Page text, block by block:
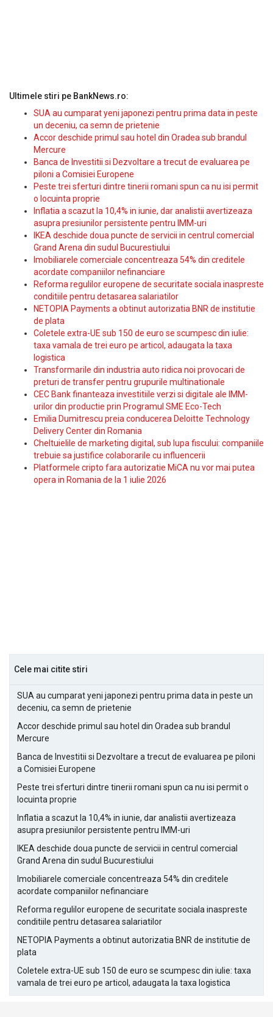
Ultimele stiri pe BankNews.ro:
SUA au cumparat yeni japonezi pentru prima data in peste
un deceniu, ca semn de prietenie
Accor deschide primul sau hotel din Oradea sub brandul
Mercure
Banca de Investitii si Dezvoltare a trecut de evaluarea pe
piloni a Comisiei Europene
Peste trei sferturi dintre tinerii romani spun ca nu isi permit
o locuinta proprie
Inflatia a scazut la 10,4% in iunie, dar analistii avertizeaza
asupra presiunilor persistente pentru IMM-uri
IKEA deschide doua puncte de servicii in centrul comercial
Grand Arena din sudul Bucurestiului
Imobiliarele comerciale concentreaza 54% din creditele
acordate companiilor nefinanciare
Reforma regulilor europene de securitate sociala inaspreste
conditiile pentru detasarea salariatilor
NETOPIA Payments a obtinut autorizatia BNR de institutie
de plata
Coletele extra-UE sub 150 de euro se scumpesc din iulie:
taxa vamala de trei euro pe articol, adaugata la taxa
logistica
Transformarile din industria auto ridica noi provocari de
preturi de transfer pentru grupurile multinationale
CEC Bank finanteaza investitiile verzi si digitale ale IMM-
urilor din productie prin Programul SME Eco-Tech
Emilia Dumitrescu preia conducerea Deloitte Technology
Delivery Center din Romania
Cheltuielile de marketing digital, sub lupa fiscului: companiile
trebuie sa justifice colaborarile cu influencerii
Platformele cripto fara autorizatie MiCA nu vor mai putea
opera in Romania de la 1 iulie 2026
Cele mai citite stiri
SUA au cumparat yeni japonezi pentru prima data in peste un
deceniu, ca semn de prietenie
Accor deschide primul sau hotel din Oradea sub brandul
Mercure
Banca de Investitii si Dezvoltare a trecut de evaluarea pe piloni
a Comisiei Europene
Peste trei sferturi dintre tinerii romani spun ca nu isi permit o
locuinta proprie
Inflatia a scazut la 10,4% in iunie, dar analistii avertizeaza
asupra presiunilor persistente pentru IMM-uri
IKEA deschide doua puncte de servicii in centrul comercial
Grand Arena din sudul Bucurestiului
Imobiliarele comerciale concentreaza 54% din creditele
acordate companiilor nefinanciare
Reforma regulilor europene de securitate sociala inaspreste
conditiile pentru detasarea salariatilor
NETOPIA Payments a obtinut autorizatia BNR de institutie de
plata
Coletele extra-UE sub 150 de euro se scumpesc din iulie: taxa
vamala de trei euro pe articol, adaugata la taxa logistica